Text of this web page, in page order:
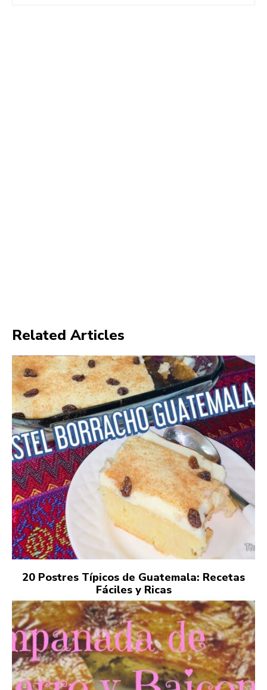
Related Articles
20 Postres Típicos de Guatemala: Recetas
Fáciles y Ricas